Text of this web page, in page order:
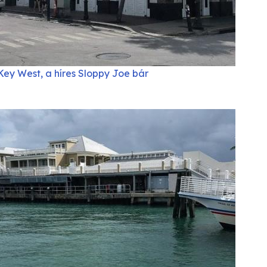
West, a híres Sloppy Joe bár